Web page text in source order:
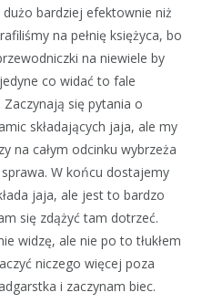
bardziej efektownie niż
na pełnię księżyca, bo
na niewiele by
co widać to fale
Zaczynają się pytania o
składających jaja, ale my
na całym odcinku wybrzeża
W końcu dostajemy
jaja, ale jest to bardzo
się zdążyć tam dotrzeć.
widzę, ale nie po to tłukłem
niczego więcej poza
i zaczynam biec.